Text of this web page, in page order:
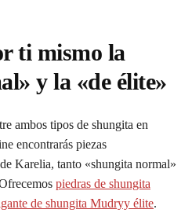
ti mismo la
y la «de élite»
ambos tipos de shungita en
encontrarás piezas
Karelia, tanto «shungita normal»
piedras de shungita
de shungita Mudryy élite.